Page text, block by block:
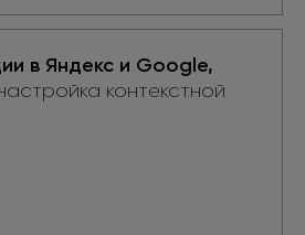
в Яндекс и Google,
контекстной